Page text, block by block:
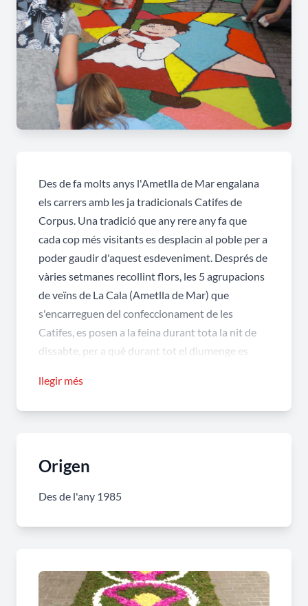
Des de fa molts anys l'Ametlla de Mar engalana
els carrers amb les ja tradicionals Catifes de
Corpus. Una tradició que any rere any fa que
cada cop més visitants es desplacin al poble per a
poder gaudir d'aquest esdeveniment. Després de
vàries setmanes recollint flors, les 5 agrupacions
de veïns de La Cala (Ametlla de Mar) que
s'encarreguen del confeccionament de les
Catifes, es posen a la feina durant tota la nit de
dissabte, per a què durant tot el diumenge es
tarda, quan se celebra la processó de Corpus, els
llegir més
Origen
Des de l'any 1985